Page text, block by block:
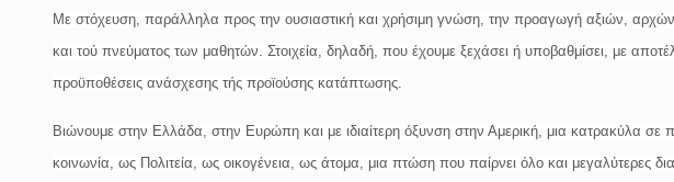
Με στόχευση, παράλληλα προς την ουσιαστική και χρήσιμη γνώση, την προαγωγή αξιών,
και τού πνεύματος των μαθητών. Στοιχεία, δηλαδή, που έχουμε ξεχάσει ή υποβαθμίσει, με
προϋποθέσεις ανάσχεσης τής προϊούσης κατάπτωσης.
Βιώνουμε στην Ελλάδα, στην Ευρώπη και με ιδιαίτερη όξυνση στην Αμερική, μια κατρακύλα
κοινωνία, ως Πολιτεία, ως οικογένεια, ως άτομα, μια πτώση που παίρνει όλο και μεγαλύτερες